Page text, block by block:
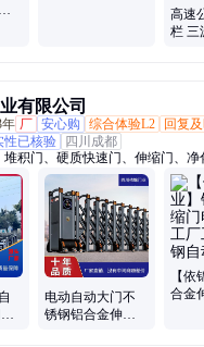
高速
栏 三
有限公司
年 厂 安心购 综合体验L2
回复
性已核验
四川成都
积门、硬质快速门、伸缩门、净
门、防火门、医用门、水晶卷帘门
感应门、铝合金卷帘门、工业平开
机布防火门、防爆门、电动卷帘门
速卷帘门、自动门
电动自动大门不
锈钢铝合金伸缩
【依
合金